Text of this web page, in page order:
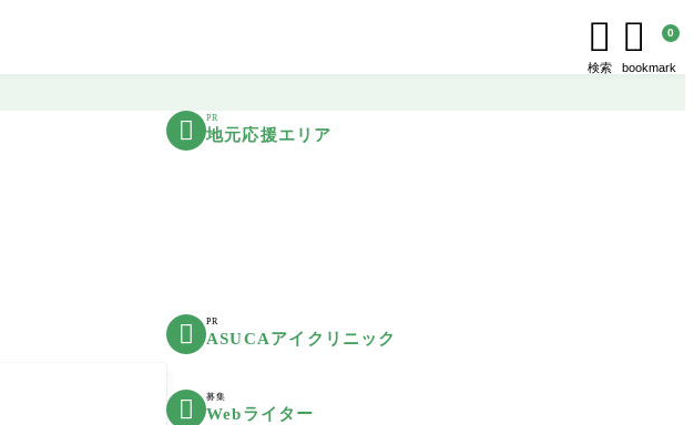

検索
 0
bookmark
 PR
地元応援エリア
 PR
ASUCAアイクリニック
 募集
Webライター